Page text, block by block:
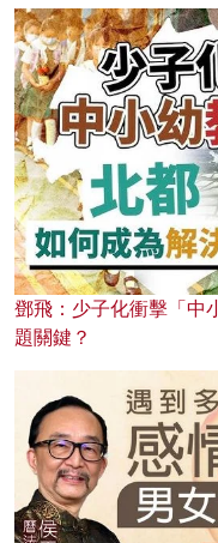
鄧飛：少子化衝擊「中
題關鍵？